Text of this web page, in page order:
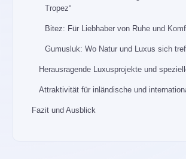
Tropez“
Bitez: Für Liebhaber von Ruhe und
Gumusluk: Wo Natur und Luxus sich
Herausragende Luxusprojekte und
Attraktivität für inländische und
Fazit und Ausblick